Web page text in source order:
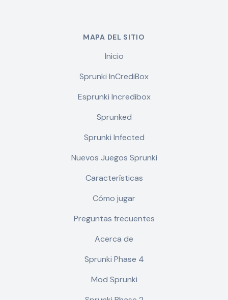
MAPA DEL SITIO
Inicio
Sprunki InCrediBox
Esprunki Incredibox
Sprunked
Sprunki Infected
Nuevos Juegos Sprunki
Características
Cómo jugar
Preguntas frecuentes
Acerca de
Sprunki Phase 4
Mod Sprunki